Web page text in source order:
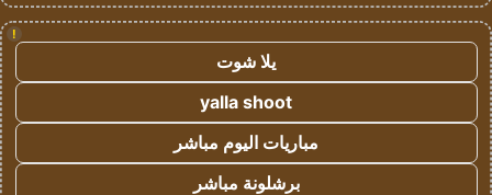
!
يلا شوت
yalla shoot
مباريات اليوم مباشر
برشلونة مباشر